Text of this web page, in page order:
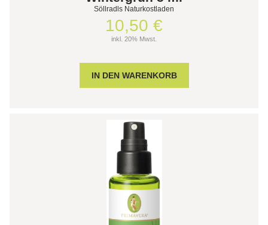
Söllradls Naturkostladen
10,50 €
inkl. 20% Mwst.